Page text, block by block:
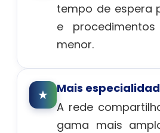
tempo de espera
e
menor.
★
Mais
A rede
gama mais